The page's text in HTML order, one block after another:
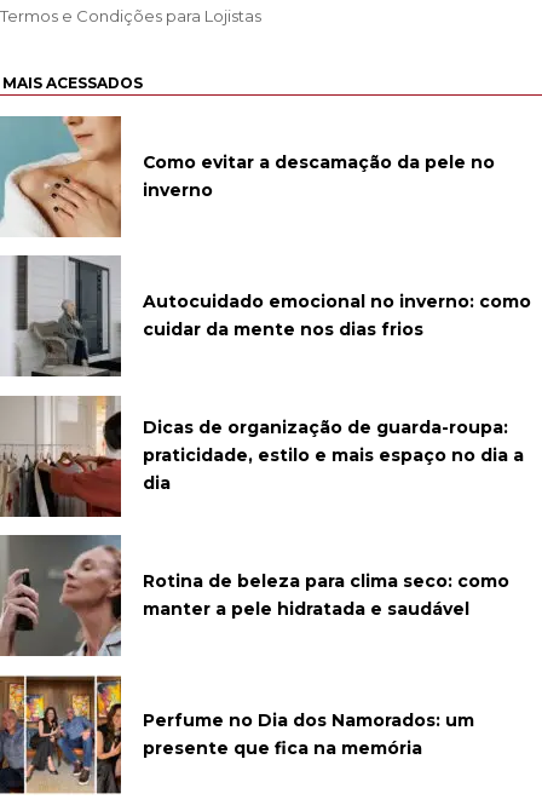
Termos e Condições para Lojistas
MAIS ACESSADOS
Como evitar a descamação da pele no
inverno
Autocuidado emocional no inverno: como
cuidar da mente nos dias frios
Dicas de organização de guarda-roupa:
praticidade, estilo e mais espaço no dia a
dia
Rotina de beleza para clima seco: como
manter a pele hidratada e saudável
Perfume no Dia dos Namorados: um
presente que fica na memória